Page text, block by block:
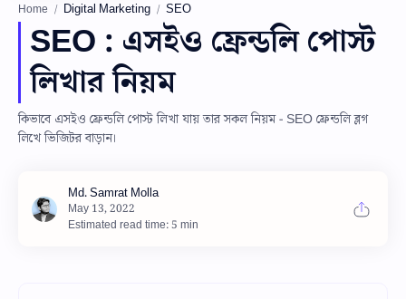
Home Digital Marketing SEO
SEO : এসইও ফ্রেন্ডলি পোস্ট
লিখার নিয়ম
কিভাবে এসইও ফ্রেন্ডলি পোস্ট লিখা যায় তার সকল নিয়ম - SEO ফ্রেন্ডলি ব্লগ
লিখে ভিজিটর বাড়ান।
Estimated read time: 5 min